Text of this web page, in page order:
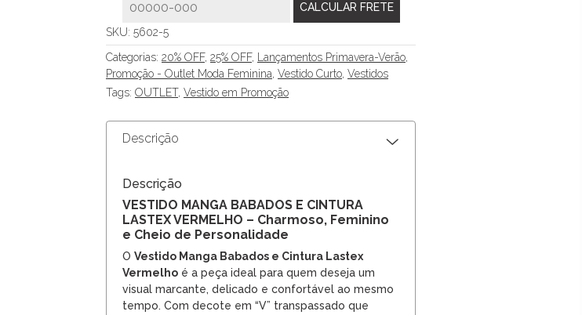
SKU: 5602-5
Categorias: 20% OFF, 25% OFF, Lançamentos Primavera-Verão,
Promoção - Outlet Moda Feminina, Vestido Curto, Vestidos
Tags: OUTLET, Vestido em Promoção
Descrição
Descrição
VESTIDO MANGA BABADOS E CINTURA
LASTEX VERMELHO – Charmoso, Feminino
e Cheio de Personalidade
O Vestido Manga Babados e Cintura Lastex
Vermelho é a peça ideal para quem deseja um
visual marcante, delicado e confortável ao mesmo
tempo. Com decote em “V” transpassado que